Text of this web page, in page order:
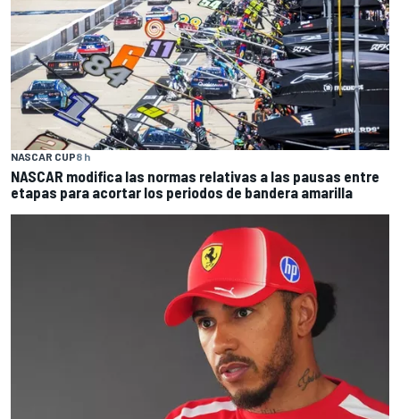
NASCAR CUP8 h
NASCAR modifica las normas relativas a las pausas entre
etapas para acortar los periodos de bandera amarilla